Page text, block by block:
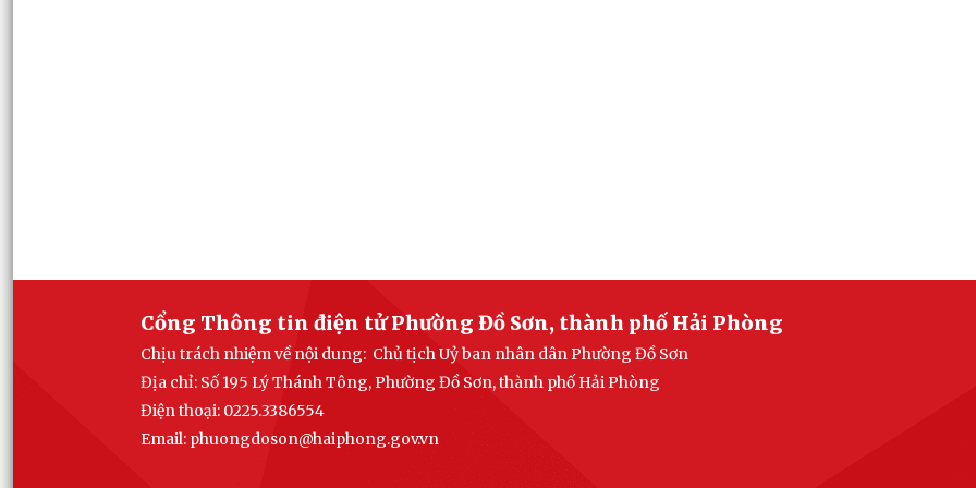
Cổng Thông tin điện tử Phường Đồ Sơn, thành phố Hải Phòng
Chịu trách nhiệm về nội dung: Chủ tịch Uỷ ban nhân dân Phường Đồ Sơn
Địa chỉ: Số 195 Lý Thánh Tông, Phường Đồ Sơn, thành phố Hải Phòng
Điện thoại: 0225.3386554
Email: phuongdoson@haiphong.gov.vn